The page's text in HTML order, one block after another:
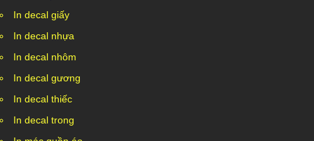
In decal giấy
In decal nhựa
In decal nhôm
In decal gương
In decal thiếc
In decal trong